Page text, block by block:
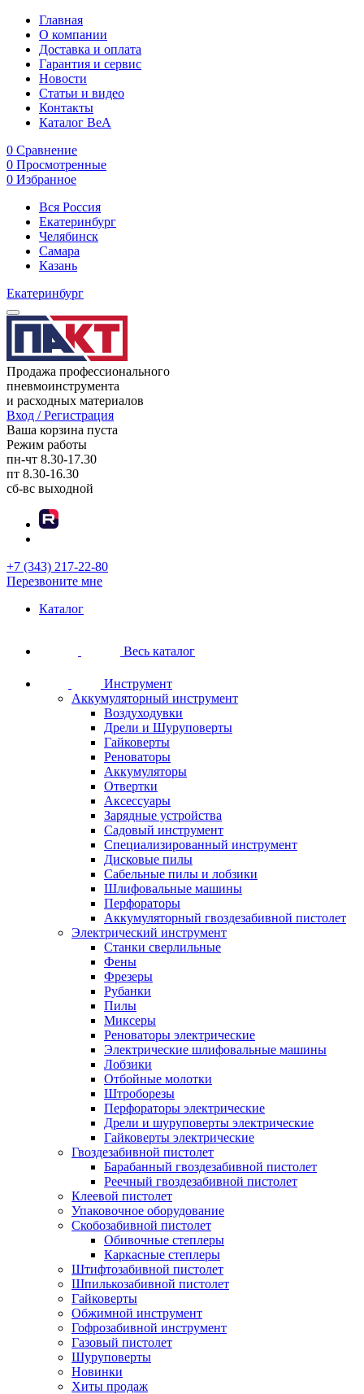
Главная
О компании
Доставка и оплата
Гарантия и сервис
Новости
Статьи и видео
Контакты
Каталог BeA
0 Сравнение
0 Просмотренные
0 Избранное
Вся Россия
Екатеринбург
Челябинск
Самара
Казань
Екатеринбург
Продажа профессионального
пневмоинструмента
и расходных материалов
Вход / Регистрация
Ваша корзина пуста
Режим работы
пн-чт 8.30-17.30
пт 8.30-16.30
сб-вс выходной
+7 (343) 217-22-80
Перезвоните мне
Каталог
Весь каталог
Инструмент
Аккумуляторный инструмент
Воздуходувки
Дрели и Шуруповерты
Гайковерты
Реноваторы
Аккумуляторы
Отвертки
Аксессуары
Зарядные устройства
Садовый инструмент
Специализированный инструмент
Дисковые пилы
Сабельные пилы и лобзики
Шлифовальные машины
Перфораторы
Аккумуляторный гвоздезабивной пистолет
Электрический инструмент
Станки сверлильные
Фены
Фрезеры
Рубанки
Пилы
Миксеры
Реноваторы электрические
Электрические шлифовальные машины
Лобзики
Отбойные молотки
Штроборезы
Перфораторы электрические
Дрели и шуруповерты электрические
Гайковерты электрические
Гвоздезабивной пистолет
Барабанный гвоздезабивной пистолет
Реечный гвоздезабивной пистолет
Клеевой пистолет
Упаковочное оборудование
Скобозабивной пистолет
Обивочные степлеры
Каркасные степлеры
Штифтозабивной пистолет
Шпилькозабивной пистолет
Гайковерты
Обжимной инструмент
Гофрозабивной инструмент
Газовый пистолет
Шуруповерты
Новинки
Хиты продаж